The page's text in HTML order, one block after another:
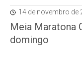
14 de novembro de
Meia Maratona
domingo